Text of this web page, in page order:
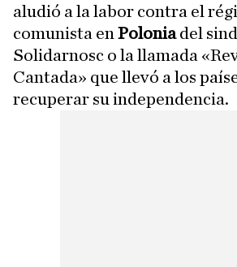
aludió a la labor contra el
comunista en Poloniadel
Solidarnosc o la llamada
Cantada» que llevó a los
recuperar su independencia.